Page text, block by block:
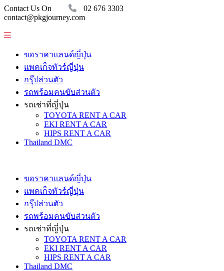
Contact Us On
02 676 3303
contact@pkgjourney.com
ขอราคาแลนด์ญี่ปุ่น
แพคเก็จทัวร์ญี่ปุ่น
กรุ๊ปส่วนตัว
รถพร้อมคนขับส่วนตัว
รถเช่าที่ญี่ปุ่น
TOYOTA RENT A CAR
EKI RENT A CAR
HIPS RENT A CAR
Thailand DMC
ขอราคาแลนด์ญี่ปุ่น
แพคเก็จทัวร์ญี่ปุ่น
กรุ๊ปส่วนตัว
รถพร้อมคนขับส่วนตัว
รถเช่าที่ญี่ปุ่น
TOYOTA RENT A CAR
EKI RENT A CAR
HIPS RENT A CAR
Thailand DMC